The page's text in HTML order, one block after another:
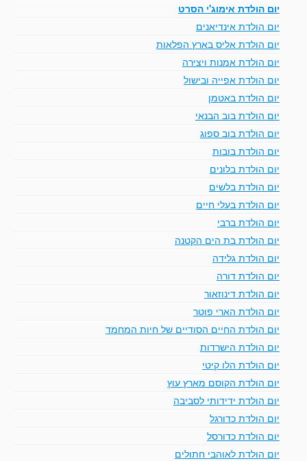
יום הולדת אימוג'י הסרט
יום הולדת אינדיאנים
יום הולדת אליס בארץ הפלאות
יום הולדת אמנות ויצירה
יום הולדת אפייה ובישול
יום הולדת באטמן
יום הולדת בוב הבנאי
יום הולדת בוב ספוג
יום הולדת בובות
יום הולדת בלונים
יום הולדת בלשים
יום הולדת בעלי חיים
יום הולדת ברבי
יום הולדת בת הים הקטנה
יום הולדת גלידה
יום הולדת דורה
יום הולדת דינוזאור
יום הולדת הארי פוטר
יום הולדת החיים הסודיים של חיות המחמד
יום הולדת הישרדות
יום הולדת הלו קיטי
יום הולדת הקוסם מארץ עוץ
יום הולדת ידידותי לסביבה
יום הולדת כדורגל
יום הולדת כדורסל
יום הולדת לאוהבי חתולים